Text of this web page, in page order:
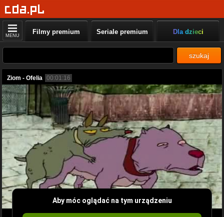
MENU Filmy premium Seriale premium Dla dzieci
szukaj
Ziom - Ofelia 00:01:16
Aby móc oglądać na tym urządzeniu